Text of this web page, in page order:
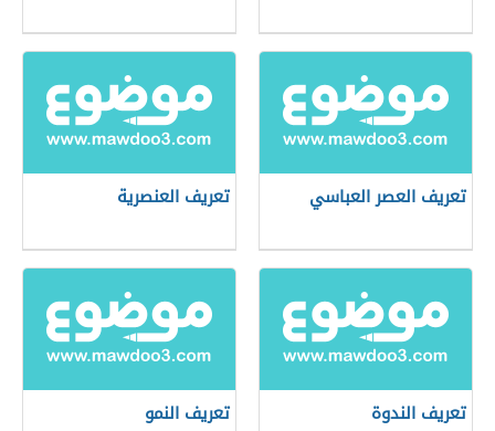
تعريف العصر العباسي تعريف العنصرية
تعريف الندوة تعريف النمو